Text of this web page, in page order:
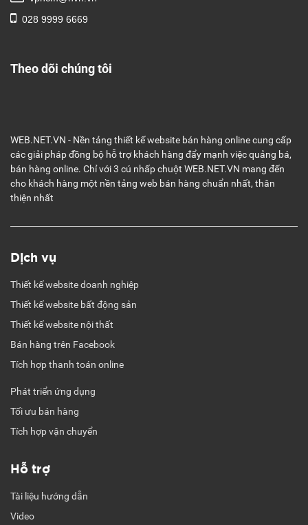
028 9999 6669
Theo dõi chúng tôi
WEB.NET.VN - Nền tảng thiết kế website bán hàng online cung cấp
các giải pháp đồng bộ hỗ trợ khách hàng đẩy mạnh việc quảng bá,
bán hàng online. Chỉ với 3 cú nhấp chuột WEB.NET.VN mang đến
cho khách hàng một nền tảng web bán hàng chuẩn nhất, thân
thiện nhất
Dịch vụ
Thiết kế website doanh nghiệp
Thiết kế website bất động sản
Thiết kế website nội thất
Bán hàng trên Facebook
Tích hợp thanh toán online
Phát triển ứng dụng
Tối ưu bán hàng
Tích hợp vận chuyển
Hỗ trợ
Tài liệu hướng dẫn
Video